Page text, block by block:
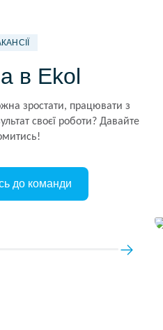
в Ekol
зростати, працювати з
своєї роботи? Давайте
до команди